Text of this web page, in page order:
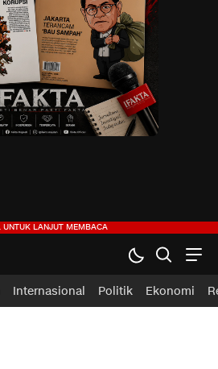
Internasional Politik Ekonomi